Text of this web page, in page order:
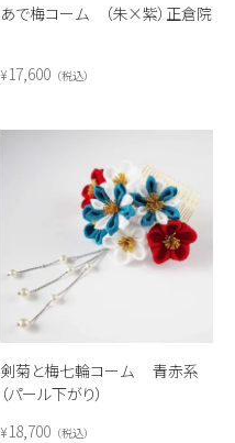
あで梅コーム （朱×紫）正倉院
¥17,600 税込
剣菊と梅七輪コーム 青赤系
（パール下がり）
¥18,700 税込